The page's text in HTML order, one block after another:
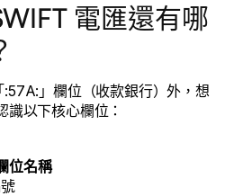
電匯還有哪
」欄位（收款銀行）外，想
識以下核心欄位：
位名稱